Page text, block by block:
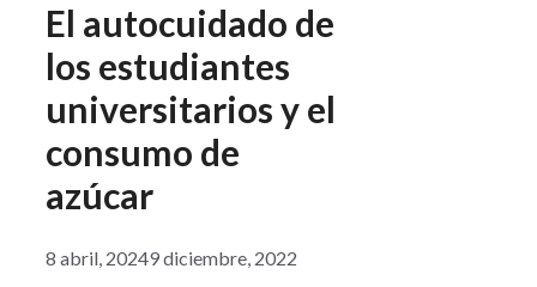
El autocuidado de
los estudiantes
universitarios y el
consumo de
azúcar
8 abril, 20249 diciembre, 2022